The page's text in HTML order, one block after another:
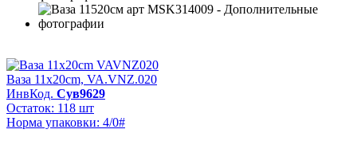
Ваза 11x20cm, VA.VNZ.020
ИнвКод. Сув9629
Остаток: 118 шт
Норма упаковки: 4/0#